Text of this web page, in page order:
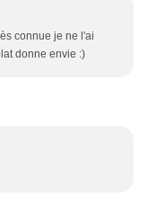
connue je ne l'ai
donne envie :)